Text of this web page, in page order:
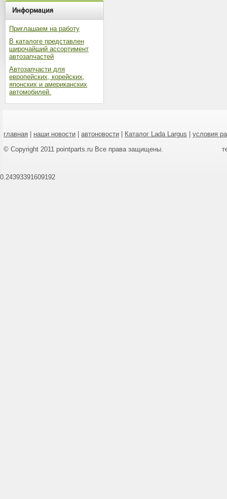
Информация
Приглашаем на работу
В каталоге представлен
широчайший ассортимент
автозапчастей
Автозапчасти для
европейских, корейских,
японских и американских
автомобилей.
главная наши новости автоновости Каталог Lada Largus
условия
© Copyright 2011 pointparts.ru Все права защищены.
0.24393391609192